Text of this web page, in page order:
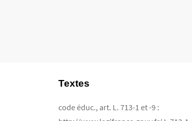
Texte
Textes
code éduc., art. L. 713-1 et -9 :